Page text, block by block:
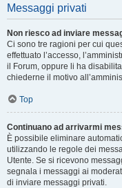
Messaggi privati
Non riesco ad inviare
Ci sono tre ragioni per cui
effettuato l’accesso,
il Forum, oppure li ha
chiederne il motivo
Top
Continuano ad arrivarmi
È possibile eliminare
utilizzando le regole dei
Utente. Se si ricevono
segnala i messaggi ai
di inviare messaggi privati​​.